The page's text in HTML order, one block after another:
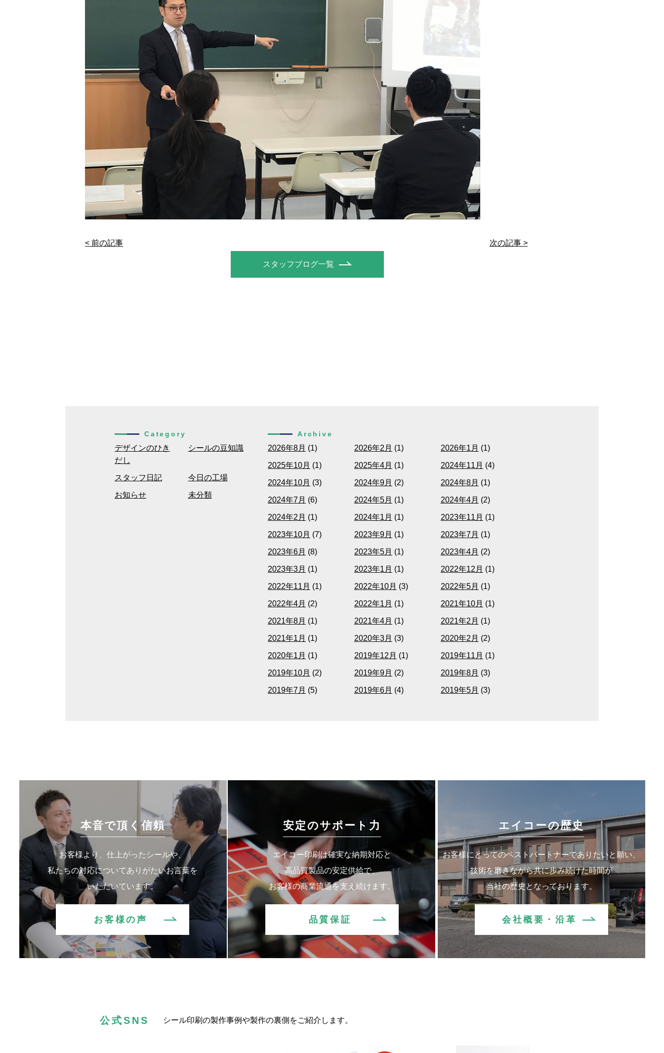
< 前の記事 次の記事 >
スタッフブログ一覧
Category
デザインのひき
だし
シールの豆知識
スタッフ日記 今日の工場
お知らせ 未分類
Archive
2026年8月 (1) 2026年2月 (1) 2026年1月 (1)
2025年10月 (1) 2025年4月 (1) 2024年11月 (4)
2024年10月 (3) 2024年9月 (2) 2024年8月 (1)
2024年7月 (6) 2024年5月 (1) 2024年4月 (2)
2024年2月 (1) 2024年1月 (1) 2023年11月 (1)
2023年10月 (7) 2023年9月 (1) 2023年7月 (1)
2023年6月 (8) 2023年5月 (1) 2023年4月 (2)
2023年3月 (1) 2023年1月 (1) 2022年12月 (1)
2022年11月 (1) 2022年10月 (3) 2022年5月 (1)
2022年4月 (2) 2022年1月 (1) 2021年10月 (1)
2021年8月 (1) 2021年4月 (1) 2021年2月 (1)
2021年1月 (1) 2020年3月 (3) 2020年2月 (2)
2020年1月 (1) 2019年12月 (1) 2019年11月 (1)
2019年10月 (2) 2019年9月 (2) 2019年8月 (3)
2019年7月 (5) 2019年6月 (4) 2019年5月 (3)
本音で頂く信頼
お客様より、仕上がったシールや、
私たちの対応についてありがたいお言葉を
いただいています。
お客様の声
安定のサポート力
エイコー印刷は確実な納期対応と
高品質製品の安定供給で、
お客様の商業流通を支え続けます。
品質保証
エイコーの歴史
お客様にとってのベストパートナーでありたいと願い、
技術を磨きながら共に歩み続けた時間が
当社の歴史となっております。
会社概要・沿革
公式SNS シール印刷の製作事例や製作の裏側をご紹介します。